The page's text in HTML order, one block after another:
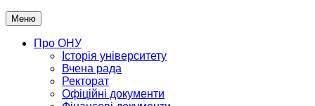
Меню
Про ОНУ
Історія університету
Вчена рада
Ректорат
Офіційні документи